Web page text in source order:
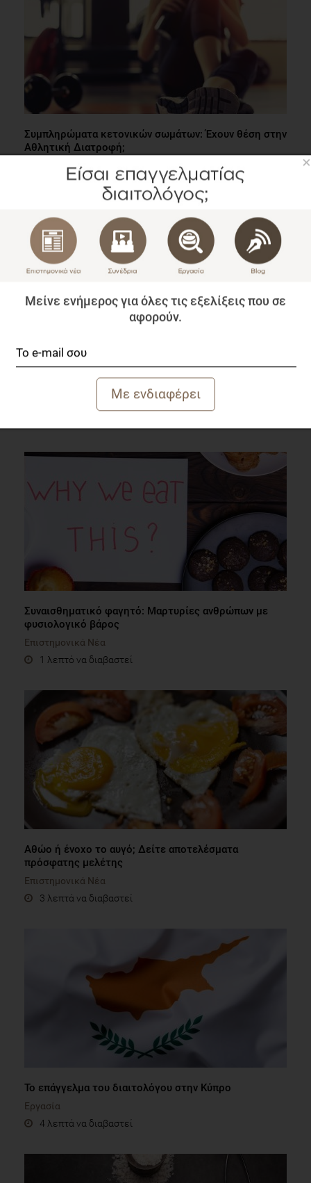
Συμπληρώματα κετονικών σωμάτων: Έχουν θέση στην
Αθλητική Διατροφή;
Επιστημονικά Νέα
1 λεπτό να διαβαστεί
και Ωμέγα-3 Λιπαρών Οξέων;
Συναισθηματικό φαγητό: Μαρτυρίες ανθρώπων με
φυσιολογικό βάρος
Επιστημονικά Νέα
1 λεπτό να διαβαστεί
Αθώο ή ένοχο το αυγό; Δείτε αποτελέσματα
πρόσφατης μελέτης
Επιστημονικά Νέα
3 λεπτά να διαβαστεί
Το επάγγελμα του διαιτολόγου στην Κύπρο
Εργασία
4 λεπτά να διαβαστεί
×
Μείνε ενήμερος για όλες τις εξελίξεις που σε
αφορούν.